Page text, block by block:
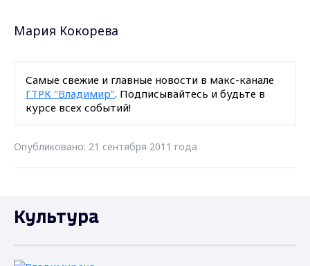
Мария Кокорева
Самые свежие и главные новости в макс-канале
ГТРК "Владимир". Подписывайтесь и будьте в
курсе всех событий!
Опубликовано: 21 сентября 2011 года
Культура